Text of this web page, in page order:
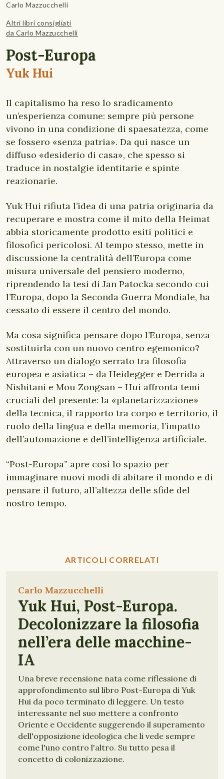
Carlo Mazzucchelli
Altri libri consigliati
da Carlo Mazzucchelli
Post-Europa
Yuk Hui
Il capitalismo ha reso lo sradicamento
un’esperienza comune: sempre più persone
vivono in una condizione di spaesatezza, come
se fossero «senza patria». Da qui nasce un
diffuso «desiderio di casa», che spesso si
traduce in nostalgie identitarie e spinte
reazionarie.
Yuk Hui rifiuta l’idea di una patria originaria da
recuperare e mostra come il mito della Heimat
abbia storicamente prodotto esiti politici e
filosofici pericolosi. Al tempo stesso, mette in
discussione la centralità dell’Europa come
misura universale del pensiero moderno,
riprendendo la tesi di Jan Patocka secondo cui
l’Europa, dopo la Seconda Guerra Mondiale, ha
cessato di essere il centro del mondo.
Ma cosa significa pensare dopo l’Europa, senza
sostituirla con un nuovo centro egemonico?
Attraverso un dialogo serrato tra filosofia
europea e asiatica – da Heidegger e Derrida a
Nishitani e Mou Zongsan – Hui affronta temi
cruciali del presente: la «planetarizzazione»
della tecnica, il rapporto tra corpo e territorio, il
ruolo della lingua e della memoria, l’impatto
dell’automazione e dell’intelligenza artificiale.
“Post-Europa” apre così lo spazio per
immaginare nuovi modi di abitare il mondo e di
pensare il futuro, all’altezza delle sfide del
nostro tempo.
ARTICOLI CORRELATI
Carlo Mazzucchelli
Yuk Hui, Post-Europa.
Decolonizzare la filosofia
nell’era delle macchine-
IA
Una breve recensione nata come riflessione di
approfondimento sul libro Post-Europa di Yuk
Hui da poco terminato di leggere. Un testo
interessante nel suo mettere a confronto
Oriente e Occidente suggerendo il superamento
dell'opposizione ideologica che li vede sempre
come l'uno contro l'altro. Su tutto pesa il
concetto di colonizzazione.